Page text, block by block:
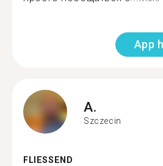
App
A.
Szczecin
FLIESSEND